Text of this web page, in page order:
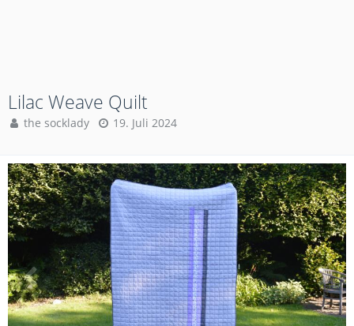
Lilac Weave Quilt
the socklady 19. Juli 2024